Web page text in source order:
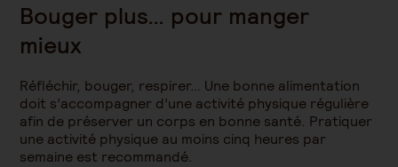
Bouger plus… pour manger
mieux
Réfléchir, bouger, respirer… Une bonne alimentation
doit s’accompagner d’une activité physique régulière
afin de préserver un corps en bonne santé. Pratiquer
une activité physique au moins cinq heures par
semaine est recommandé.